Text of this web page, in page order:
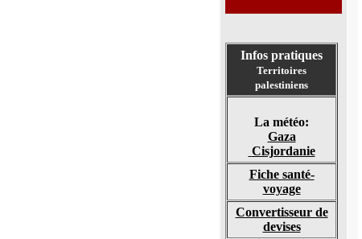
Infos pratiques
Territoires
palestiniens
La météo:
Gaza
Cisjordanie
Fiche santé-
voyage
Convertisseur de
devises